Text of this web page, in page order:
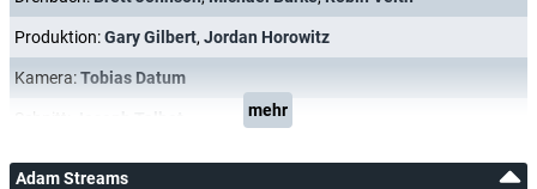
Produktion:Gary Gilbert, Jordan Horowitz
Kamera:Tobias Datum
mehr
Adam Streams